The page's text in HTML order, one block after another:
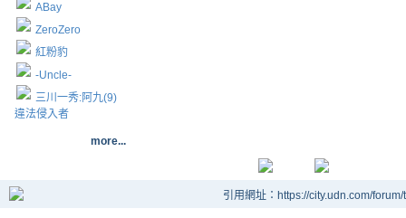
ABay
ZeroZero
紅粉豹
-Uncle-
三川一秀:阿九(9)
違法侵入者
more...
引用網址：https://city.udn.com/